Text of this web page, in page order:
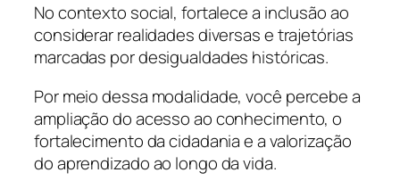
No contexto social, fortalece a inclusão ao
considerar realidades diversas e trajetórias
marcadas por desigualdades históricas.
Por meio dessa modalidade, você percebe a
ampliação do acesso ao conhecimento, o
fortalecimento da cidadania e a valorização
do aprendizado ao longo da vida.